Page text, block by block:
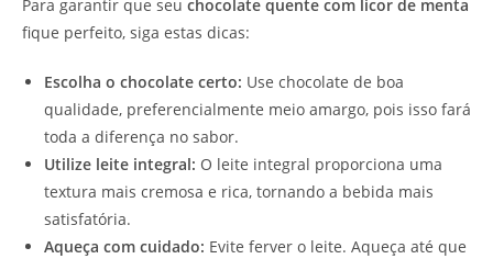
Para garantir que seu chocolate quente com licor de menta
fique perfeito, siga estas dicas:
Escolha o chocolate certo: Use chocolate de boa
qualidade, preferencialmente meio amargo, pois isso fará
toda a diferença no sabor.
Utilize leite integral: O leite integral proporciona uma
textura mais cremosa e rica, tornando a bebida mais
satisfatória.
Aqueça com cuidado: Evite ferver o leite. Aqueça até que